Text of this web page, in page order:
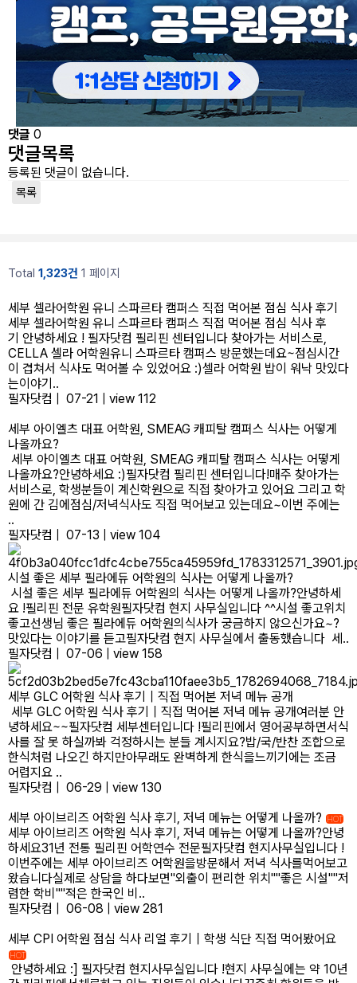
댓글 0
댓글목록
등록된 댓글이 없습니다.
목록
Total 1,323건 1 페이지
세부 셀라어학원 유니 스파르타 캠퍼스 직접 먹어본 점심 식사 후기
세부 셀라어학원 유니 스파르타 캠퍼스 직접 먹어본 점심 식사 후
기 안녕하세요 ! 필자닷컴 필리핀 센터입니다 찾아가는 서비스로,
CELLA 셀라 어학원유니 스파르타 캠퍼스 방문했는데요~점심시간
이 겹쳐서 식사도 먹어볼 수 있었어요 :)​셀라 어학원 밥이 워낙 맛있다
는이야기..
필자닷컴
07-21
view 112
세부 아이엘츠 대표 어학원, SMEAG 캐피탈 캠퍼스 식사는 어떻게
나올까요?
세부 아이엘츠 대표 어학원, SMEAG 캐피탈 캠퍼스 식사는 어떻게
나올까요?​안녕하세요 :)필자닷컴 필리핀 센터입니다!​매주 찾아가는
서비스로, 학생분들이 계신학원으로 직접 찾아가고 있어요 ​그리고 학
원에 간 김에점심/저녁식사도 직접 먹어보고 있는데요~이번 주에는
..
필자닷컴
07-13 view 104
시설 좋은 세부 필라에듀 어학원의 식사는 어떻게 나올까?
시설 좋은 세부 필라에듀 어학원의 식사는 어떻게 나올까?​안녕하세
요 !필리핀 전문 유학원필자닷컴 현지 사무실입니다 ^^​시설 좋고위치
좋고선생님 좋은 필라에듀 어학원의식사가 궁금하지 않으신가요~?
맛있다는 이야기를 듣고필자닷컴 현지 사무실에서 출동했습니다 세..
필자닷컴
07-06 view 158
세부 GLC 어학원 식사 후기｜직접 먹어본 저녁 메뉴 공개
세부 GLC 어학원 식사 후기｜직접 먹어본 저녁 메뉴 공개여러분 안
녕하세요~~필자닷컴 세부센터입니다 !​필리핀에서 영어공부하면서식
사를 잘 못 하실까봐 걱정하시는 분들 계시지요?밥/국/반찬 조합으로
한식처럼 나오긴 하지만아무래도 완벽하게 한식을느끼기에는 조금
어렵지요 ..
필자닷컴
06-29
view 130
세부 아이브리즈 어학원 식사 후기, 저녁 메뉴는 어떻게 나올까?
HOT
세부 아이브리즈 어학원 식사 후기, 저녁 메뉴는 어떻게 나올까?안녕
하세요31년 전통 필리핀 어학연수 전문필자닷컴 현지사무실입니다 !
이번주에는 세부 아이브리즈 어학원을방문해서 저녁 식사를먹어보고
왔습니다실제로 상담을 하다보면"외출이 편리한 위치""좋은 시설""저
렴한 학비""적은 한국인 비..
필자닷컴
06-08
view 281
세부 CPI 어학원 점심 식사 리얼 후기｜학생 식단 직접 먹어봤어요
HOT
안녕하세요 :] 필자닷컴 현지사무실입니다 !현지 사무실에는 약 10년